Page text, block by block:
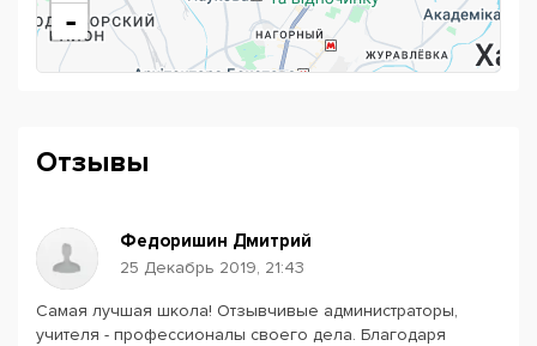
-
Powered byLeaflet— © Google 2026
Отзывы
Федоришин Дмитрий
25 Декабрь 2019, 21:43
Самая лучшая школа! Отзывчивые администраторы,
учителя - профессионалы своего дела. Благодаря